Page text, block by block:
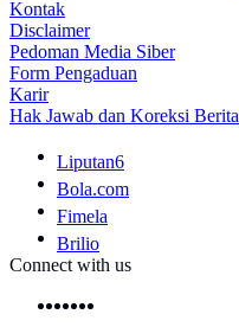
Kontak
Disclaimer
Pedoman Media Siber
Form Pengaduan
Karir
Hak Jawab dan Koreksi Berita
Liputan6
Bola.com
Fimela
Brilio
Connect with us